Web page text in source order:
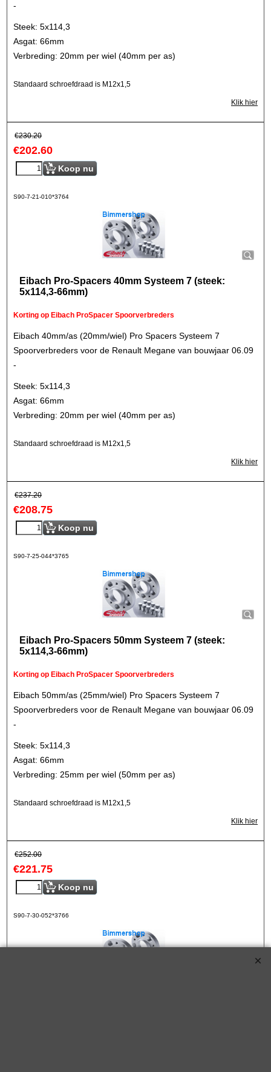
-
Steek: 5x114,3
Asgat: 66mm
Verbreding: 20mm per wiel (40mm per as)
Standaard schroefdraad is M12x1,5
Klik hier
€230.20
€202.60
Koop nu
S90-7-21-010*3764
Eibach Pro-Spacers 40mm Systeem 7 (steek:
5x114,3-66mm)
Korting op Eibach ProSpacer Spoorverbreders
Eibach 40mm/as (20mm/wiel) Pro Spacers Systeem 7
Spoorverbreders voor de Renault Megane van bouwjaar 06.09
-
Steek: 5x114,3
Asgat: 66mm
Verbreding: 20mm per wiel (40mm per as)
Standaard schroefdraad is M12x1,5
Klik hier
€237.20
€208.75
Koop nu
S90-7-25-044*3765
Eibach Pro-Spacers 50mm Systeem 7 (steek:
5x114,3-66mm)
Korting op Eibach ProSpacer Spoorverbreders
Eibach 50mm/as (25mm/wiel) Pro Spacers Systeem 7
Spoorverbreders voor de Renault Megane van bouwjaar 06.09
-
Steek: 5x114,3
Asgat: 66mm
Verbreding: 25mm per wiel (50mm per as)
Standaard schroefdraad is M12x1,5
Klik hier
€252.00
€221.75
Koop nu
S90-7-30-052*3766